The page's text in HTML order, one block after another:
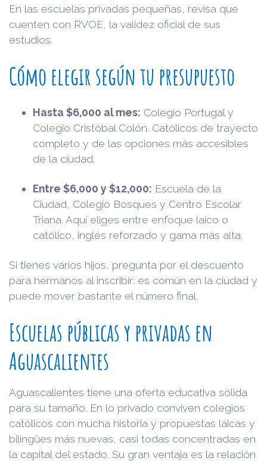
En las escuelas privadas pequeñas, revisa que
cuenten con RVOE, la validez oficial de sus
estudios.
Cómo elegir según tu presupuesto
Hasta $6,000 al mes: Colegio Portugal y
Colegio Cristóbal Colón. Católicos de trayecto
completo y de las opciones más accesibles
de la ciudad.
Entre $6,000 y $12,000: Escuela de la
Ciudad, Colegio Bosques y Centro Escolar
Triana. Aquí eliges entre enfoque laico o
católico, inglés reforzado y gama más alta.
Si tienes varios hijos, pregunta por el descuento
para hermanos al inscribir: es común en la ciudad y
puede mover bastante el número final.
Escuelas públicas y privadas en
Aguascalientes
Aguascalientes tiene una oferta educativa sólida
para su tamaño. En lo privado conviven colegios
católicos con mucha historia y propuestas laicas y
bilingües más nuevas, casi todas concentradas en
la capital del estado. Su gran ventaja es la relación